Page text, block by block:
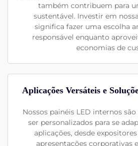
também contribuem para
sustentável. Investir em
significa fazer uma escolha
responsável enquanto
economias de
Aplicações Versáteis e
Nossos painéis LED internos
ser personalizados para se
aplicações, desde
apresentações corporativas